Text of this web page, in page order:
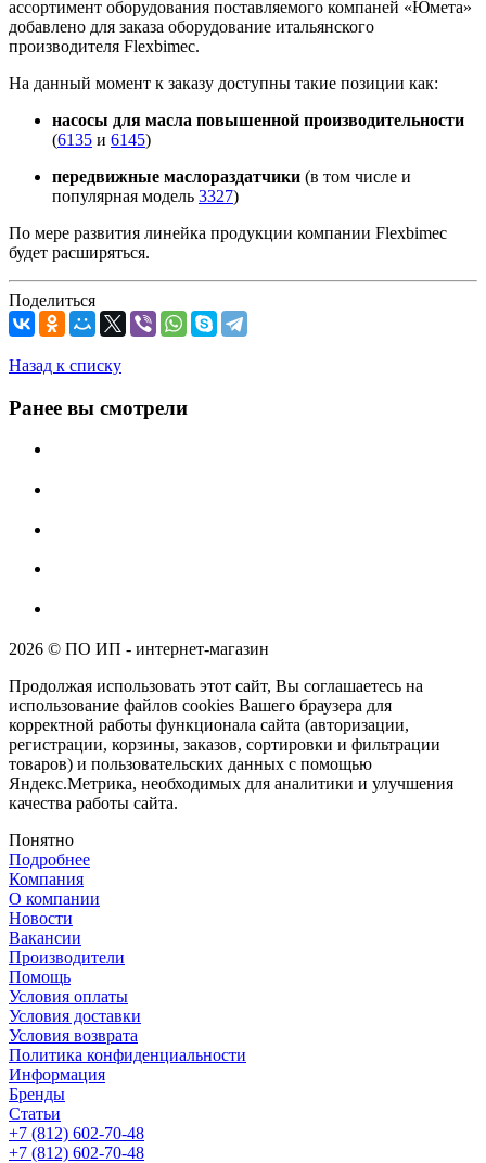
ассортимент оборудования поставляемого компаней «Юмета»
добавлено для заказа оборудование итальянского
производителя Flexbimec.
На данный момент к заказу доступны такие позиции как:
насосы для масла повышенной производительности
(6135 и 6145)
передвижные маслораздатчики (в том числе и
популярная модель 3327)
По мере развития линейка продукции компании Flexbimec
будет расширяться.
Поделиться
Назад к списку
Ранее вы смотрели
2026 © ПО ИП - интернет-магазин
Продолжая использовать этот сайт, Вы соглашаетесь на
использование файлов cookies Вашего браузера для
корректной работы функционала сайта (авторизации,
регистрации, корзины, заказов, сортировки и фильтрации
товаров) и пользовательских данных с помощью
Яндекс.Метрика, необходимых для аналитики и улучшения
качества работы сайта.
Понятно
Подробнее
Компания
О компании
Новости
Вакансии
Производители
Помощь
Условия оплаты
Условия доставки
Условия возврата
Политика конфиденциальности
Информация
Бренды
Статьи
+7 (812) 602-70-48
+7 (812) 602-70-48